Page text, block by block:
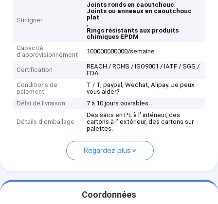
Surligner
Joints ronds en caoutchouc,
Joints ou anneaux en caoutchouc
plat
,
Rings résistants aux produits
chimiques EPDM
Capacité
d'approvisionnement
100000000000/semaine
Certification
REACH / ROHS / ISO9001 / IATF / SGS /
FDA
Conditions de
paiement
T / T, paypal, Wechat, Alipay. Je peux
vous aider?
Délai de livraison
7 à 10 jours ouvrables
Détails d'emballage
Des sacs en PE à l' intérieur, des
cartons à l' extérieur, des cartons sur
palettes.
Regardez plus
Coordonnées